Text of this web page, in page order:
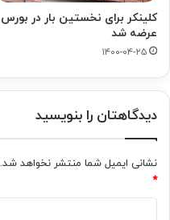
کلینکر برای نخستین بار در بورس
عرضه شد
۱۴۰۰-۰۴-۲۵
دیدگاهتان را بنویسید
نشانی ایمیل شما منتشر نخواهد شد.
*